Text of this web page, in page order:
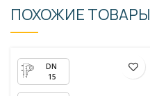
ПОХОЖИЕ ТОВАРЫ
15